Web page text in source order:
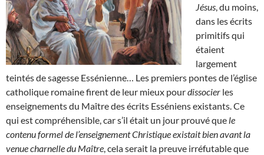
Jésus , du moins,
dans les écrits
primitifs qui
étaient
largement
teintés de sagesse Essénienne… Les premiers pontes de l’église
catholique romaine firent de leur mieux pourdissocier les
enseignements du Maître des écrits Esséniens existants. Ce
qui est compréhensible, car s’il était un jour prouvé que le
contenu formel de l’enseignement Christique existait bien avant la
venue charnelle du Maître , cela serait la preuve irréfutable que